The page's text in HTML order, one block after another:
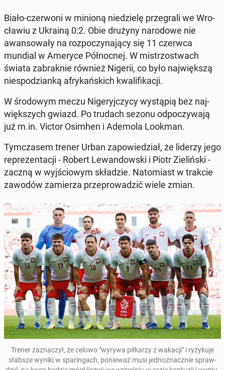
Biało-czer­wo­ni w minioną nie­dzie­lę prze­gra­li we Wro­
cła­wiu z Ukrainą 0:2. Obie drużyny na­ro­do­we nie
awan­so­wa­ły na roz­po­czy­na­ją­cy się 11 czerwca
mundial w Ameryce Pół­noc­nej. W mi­strzo­stwach
świata za­brak­nie również Nigerii, co było naj­więk­szą
nie­spo­dzian­ką afry­kań­skich kwa­li­fi­ka­cji.
W śro­do­wym meczu Ni­ge­ryj­czy­cy wy­stą­pią bez naj­
więk­szych gwiazd. Po trudach sezonu od­po­czy­wa­ją
już m.in. Victor Osimhen i Ademola Lookman.
Tym­cza­sem trener Urban za­po­wie­dział, że liderzy jego
re­pre­zen­ta­cji - Robert Le­wan­dow­ski i Piotr Zie­liń­ski -
zaczną w wyj­ścio­wym skła­dzie. Na­to­miast w trakcie
zawodów za­mie­rza prze­pro­wa­dzić wiele zmian.
Trener za­zna­czył, że celowo "wyrywa pił­ka­rzy z wakacji" i ry­zy­ku­je
słabsze wyniki w spa­rin­gach, po­nie­waż musi jed­no­znacz­nie spraw­